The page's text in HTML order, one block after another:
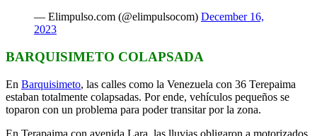
— Elimpulso.com (@elimpulsocom) December 16,
2023
BARQUISIMETO COLAPSADA
En Barquisimeto, las calles como la Venezuela con 36 Terepaima
estaban totalmente colapsadas. Por ende, vehículos pequeños se
toparon con un problema para poder transitar por la zona.
En Terapaima con avenida Lara, las lluvias obligaron a motorizados